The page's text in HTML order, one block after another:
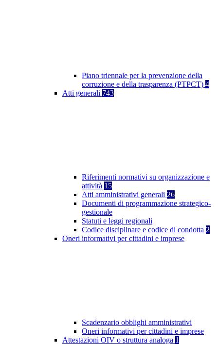
Piano triennale per la prevenzione della
corruzione e della trasparenza (PTPCT) 4
Atti generali 743
Riferimenti normativi su organizzazione e
attività 15
Atti amministrativi generali 26
Documenti di programmazione strategico-
gestionale
Statuti e leggi regionali
Codice disciplinare e codice di condotta 2
Oneri informativi per cittadini e imprese
Scadenzario obblighi amministrativi
Oneri informativi per cittadini e imprese
Attestazioni OIV o struttura analoga 1